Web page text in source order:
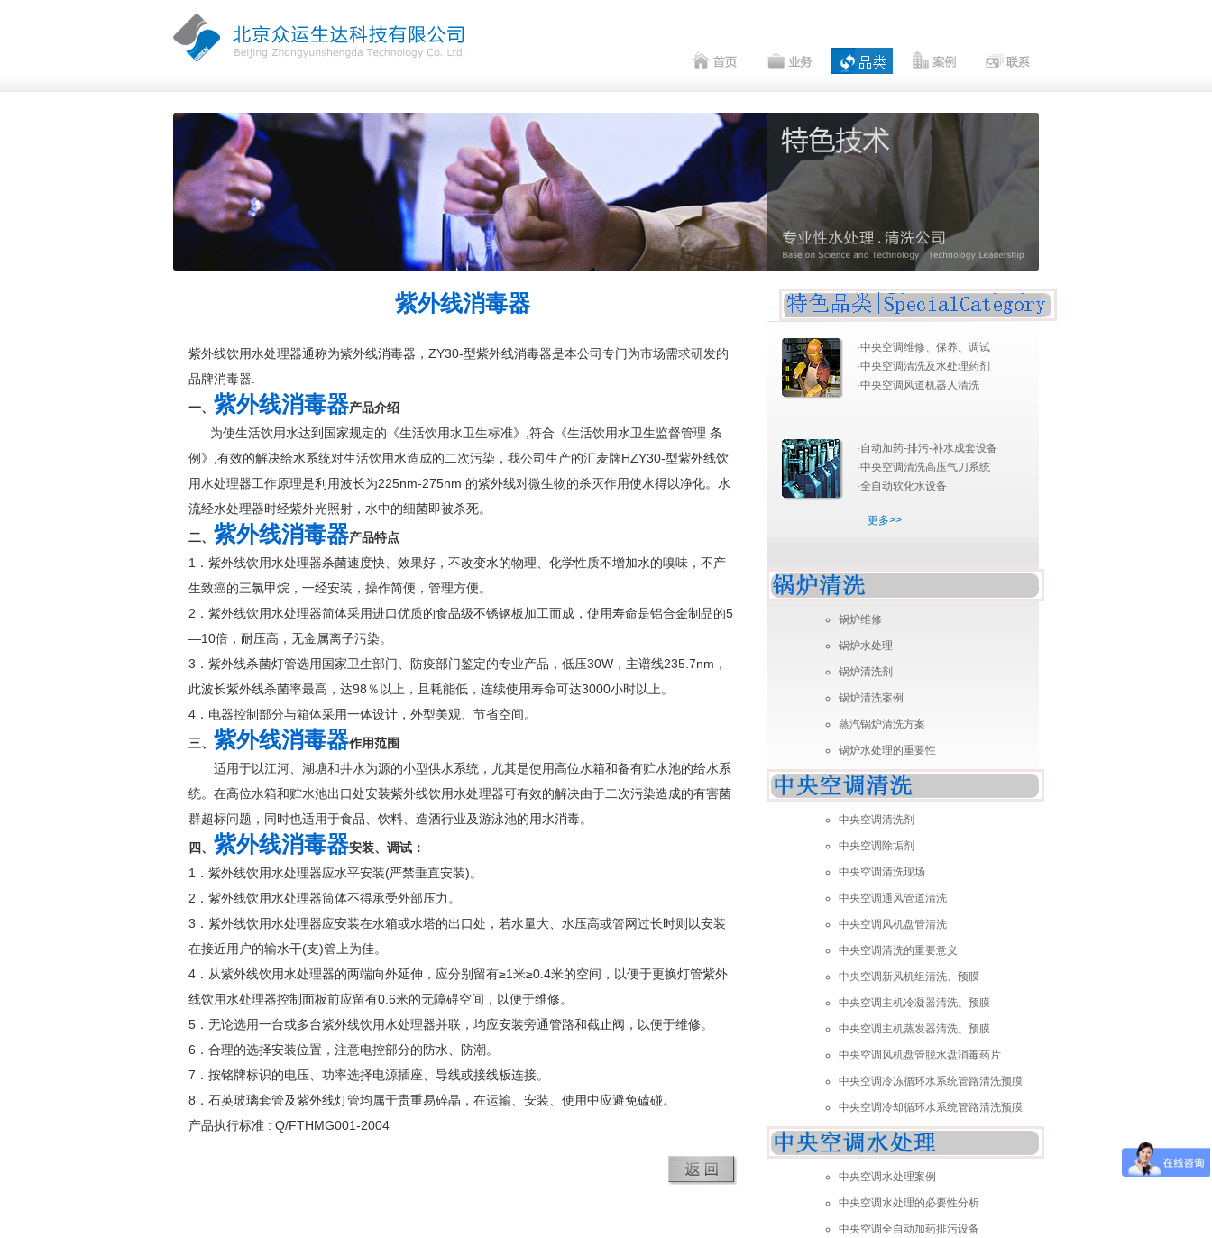
·中央空调维修、保养、调试
·中央空调清洗及水处理药剂
·中央空调风道机器人清洗
·自动加药-排污-补水成套设备
·中央空调清洗高压气刀系统
·全自动软化水设备
更多>>
锅炉维修
锅炉水处理
锅炉清洗剂
锅炉清洗案例
蒸汽锅炉清洗方案
锅炉水处理的重要性
中央空调清洗剂
中央空调除垢剂
中央空调清洗现场
中央空调通风管道清洗
中央空调风机盘管清洗
中央空调清洗的重要意义
中央空调新风机组清洗、预膜
中央空调主机冷凝器清洗、预膜
中央空调主机蒸发器清洗、预膜
中央空调风机盘管脱水盘消毒药片
中央空调冷冻循环水系统管路清洗预膜
中央空调冷却循环水系统管路清洗预膜
中央空调水处理案例
中央空调水处理的必要性分析
中央空调全自动加药排污设备
紫外线消毒器
紫外线饮用水处理器通称为紫外线消毒器，ZY30-型紫外线消毒器是本公司专门为市场需求研发的
品牌消毒器.
一、 紫外线消毒器产品介绍
为使生活饮用水达到国家规定的《生活饮用水卫生标准》,符合《生活饮用水卫生监督管理 条
例》,有效的解决给水系统对生活饮用水造成的二次污染，我公司生产的汇麦牌HZY30-型紫外线饮
用水处理器工作原理是利用波长为225nm-275nm 的紫外线对微生物的杀灭作用使水得以净化。水
流经水处理器时经紫外光照射，水中的细菌即被杀死。
二、 紫外线消毒器产品特点
1．紫外线饮用水处理器杀菌速度快、效果好，不改变水的物理、化学性质不增加水的嗅味，不产
生致癌的三氯甲烷，一经安装，操作简便，管理方便。
2．紫外线饮用水处理器简体采用进口优质的食品级不锈钢板加工而成，使用寿命是铝合金制品的5
—10倍，耐压高，无金属离子污染。
3．紫外线杀菌灯管选用国家卫生部门、防疫部门鉴定的专业产品，低压30W，主谱线235.7nm，
此波长紫外线杀菌率最高，达98％以上，且耗能低，连续使用寿命可达3000小时以上。
4．电器控制部分与箱体采用一体设计，外型美观、节省空间。
三、 紫外线消毒器作用范围
适用于以江河、湖塘和井水为源的小型供水系统，尤其是使用高位水箱和备有贮水池的给水系
统。在高位水箱和贮水池出口处安装紫外线饮用水处理器可有效的解决由于二次污染造成的有害菌
群超标问题，同时也适用于食品、饮料、造酒行业及游泳池的用水消毒。
四、 紫外线消毒器安装、调试：
1．紫外线饮用水处理器应水平安装(严禁垂直安装)。
2．紫外线饮用水处理器筒体不得承受外部压力。
3．紫外线饮用水处理器应安装在水箱或水塔的出口处，若水量大、水压高或管网过长时则以安装
在接近用户的输水干(支)管上为佳。
4．从紫外线饮用水处理器的两端向外延伸，应分别留有≥1米≥0.4米的空间，以便于更换灯管紫外
线饮用水处理器控制面板前应留有0.6米的无障碍空间，以便于维修。
5．无论选用一台或多台紫外线饮用水处理器并联，均应安装旁通管路和截止阀，以便于维修。
6．合理的选择安装位置，注意电控部分的防水、防潮。
7．按铭牌标识的电压、功率选择电源插座、导线或接线板连接。
8．石英玻璃套管及紫外线灯管均属于贵重易碎晶，在运输、安装、使用中应避免磕碰。
产品执行标准 : Q/FTHMG001-2004